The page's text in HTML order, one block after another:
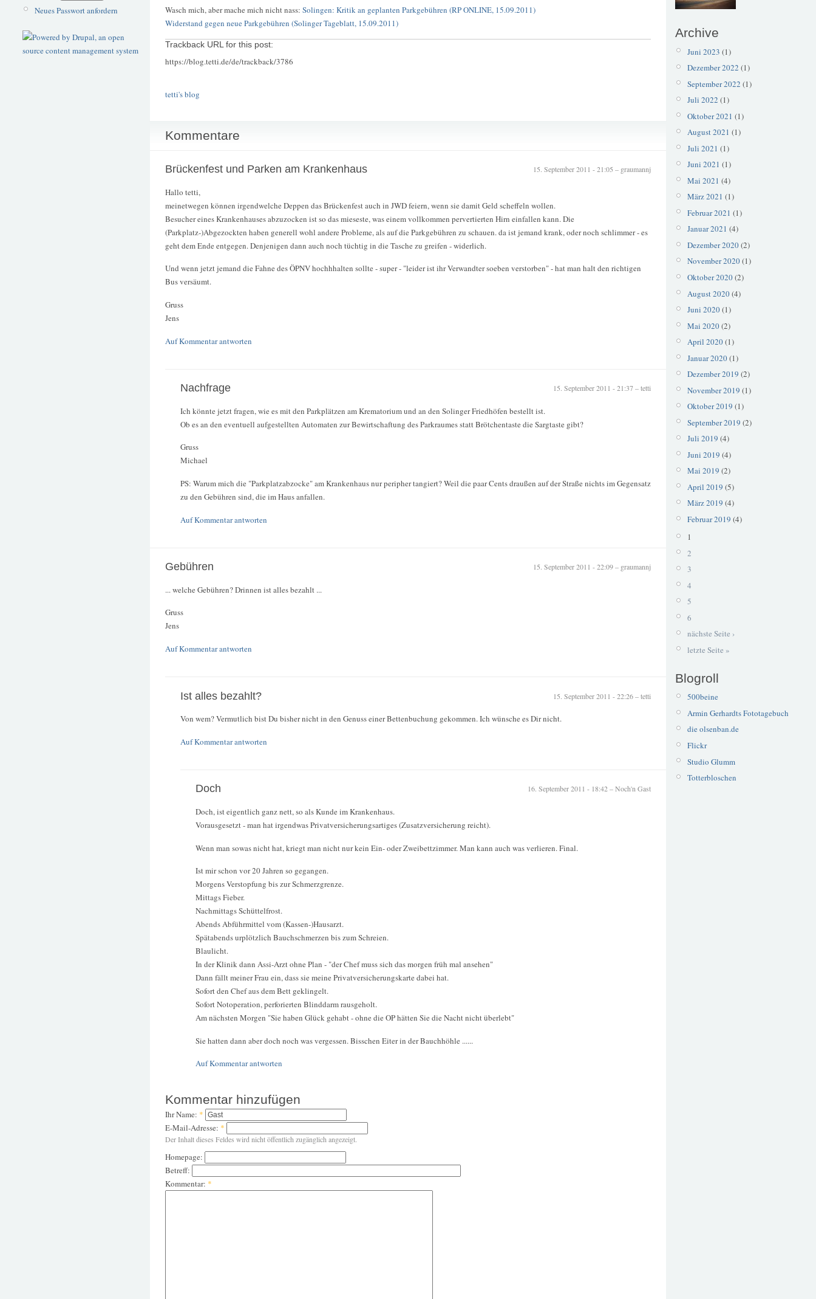
Neues Passwort anfordern Wasch mich, aber mache mich nicht nass: Solingen: Kritik an geplanten Parkgebühren (RP ONLINE, 15.09.2011)
Widerstand gegen neue Parkgebühren (Solinger Tageblatt, 15.09.2011)
Trackback URL for this post:
https://blog.tetti.de/de/trackback/3786
tetti's blog
Kommentare
15. September 2011 - 21:05 – graumannj
Brückenfest und Parken am Krankenhaus
Hallo tetti,
meinetwegen können irgendwelche Deppen das Brückenfest auch in JWD feiern, wenn sie damit Geld scheffeln wollen.
Besucher eines Krankenhauses abzuzocken ist so das mieseste, was einem vollkommen pervertierten Hirn einfallen kann. Die
(Parkplatz-)Abgezockten haben generell wohl andere Probleme, als auf die Parkgebühren zu schauen. da ist jemand krank, oder noch schlimmer - es
geht dem Ende entgegen. Denjenigen dann auch noch tüchtig in die Tasche zu greifen - widerlich.
Und wenn jetzt jemand die Fahne des ÖPNV hochhhalten sollte - super - "leider ist ihr Verwandter soeben verstorben" - hat man halt den richtigen
Bus versäumt.
Gruss
Jens
Auf Kommentar antworten
15. September 2011 - 21:37 – tetti
Nachfrage
Ich könnte jetzt fragen, wie es mit den Parkplätzen am Krematorium und an den Solinger Friedhöfen bestellt ist.
Ob es an den eventuell aufgestellten Automaten zur Bewirtschaftung des Parkraumes statt Brötchentaste die Sargtaste gibt?
Gruss
Michael
PS: Warum mich die "Parkplatzabzocke" am Krankenhaus nur peripher tangiert? Weil die paar Cents draußen auf der Straße nichts im Gegensatz
zu den Gebühren sind, die im Haus anfallen.
Auf Kommentar antworten
15. September 2011 - 22:09 – graumannj
Gebühren
... welche Gebühren? Drinnen ist alles bezahlt ...
Gruss
Jens
Auf Kommentar antworten
15. September 2011 - 22:26 – tetti
Ist alles bezahlt?
Von wem? Vermutlich bist Du bisher nicht in den Genuss einer Bettenbuchung gekommen. Ich wünsche es Dir nicht.
Auf Kommentar antworten
16. September 2011 - 18:42 – Noch'n Gast
Doch
Doch, ist eigentlich ganz nett, so als Kunde im Krankenhaus.
Vorausgesetzt - man hat irgendwas Privatversicherungsartiges (Zusatzversicherung reicht).
Wenn man sowas nicht hat, kriegt man nicht nur kein Ein- oder Zweibettzimmer. Man kann auch was verlieren. Final.
Ist mir schon vor 20 Jahren so gegangen.
Morgens Verstopfung bis zur Schmerzgrenze.
Mittags Fieber.
Nachmittags Schüttelfrost.
Abends Abführmittel vom (Kassen-)Hausarzt.
Spätabends urplötzlich Bauchschmerzen bis zum Schreien.
Blaulicht.
In der Klinik dann Assi-Arzt ohne Plan - "der Chef muss sich das morgen früh mal ansehen"
Dann fällt meiner Frau ein, dass sie meine Privatversicherungskarte dabei hat.
Sofort den Chef aus dem Bett geklingelt.
Sofort Notoperation, perforierten Blinddarm rausgeholt.
Am nächsten Morgen "Sie haben Glück gehabt - ohne die OP hätten Sie die Nacht nicht überlebt"
Sie hatten dann aber doch noch was vergessen. Bisschen Eiter in der Bauchhöhle ......
Auf Kommentar antworten
Kommentar hinzufügen
Ihr Name: *
E-Mail-Adresse: *
Der Inhalt dieses Feldes wird nicht öffentlich zugänglich angezeigt.
Homepage:
Betreff:
Kommentar: *
Archive
Juni 2023 (1)
Dezember 2022 (1)
September 2022 (1)
Juli 2022 (1)
Oktober 2021 (1)
August 2021 (1)
Juli 2021 (1)
Juni 2021 (1)
Mai 2021 (4)
März 2021 (1)
Februar 2021 (1)
Januar 2021 (4)
Dezember 2020(2)
November 2020(1)
Oktober 2020(2)
August 2020(4)
Juni 2020(1)
Mai 2020(2)
April 2020(1)
Januar 2020(1)
Dezember 2019 (2)
November 2019 (1)
Oktober 2019 (1)
September 2019 (2)
Juli 2019 (4)
Juni 2019 (4)
Mai 2019 (2)
April 2019 (5)
März 2019 (4)
Februar 2019 (4)
1
2
3
4
5
6
nächste Seite ›
letzte Seite »
Blogroll
500beine
Armin Gerhardts Fototagebuch
die olsenban.de
Flickr
Studio Glumm
Totterbloschen